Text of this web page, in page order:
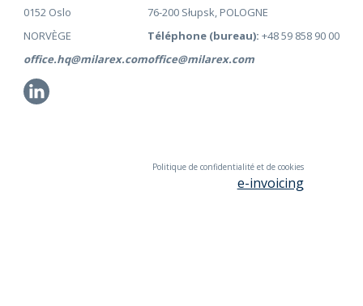
0152 Oslo
NORVÈGE
office.hq@milarex.com
Li
76-200 Słupsk, POLOGNE
Téléphone (bureau): +48 59 858 90 00
office@milarex.com
Politique de confidentialité et de cookies
e-invoicing